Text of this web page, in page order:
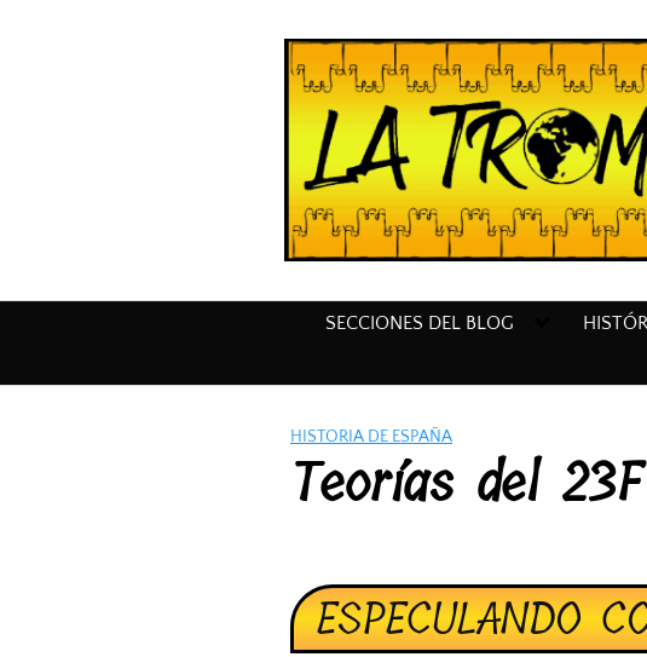
SECCIONES DEL BLOG
HISTORIA DE ESPAÑA
Teorías del 23F
ESPECULANDO